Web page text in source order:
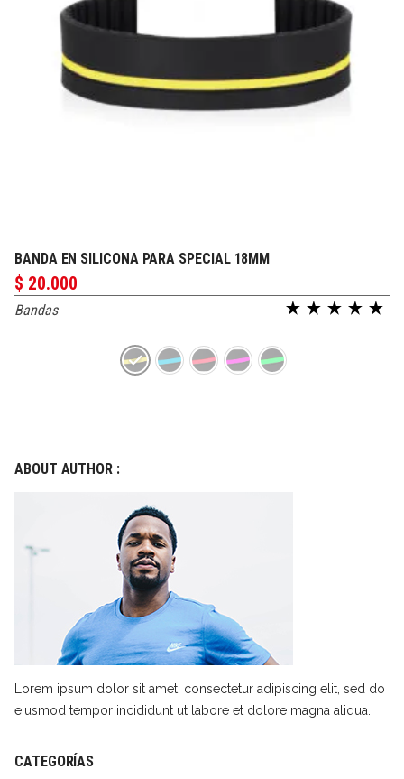
PERSONALIZAR
BANDA EN SILICONA PARA SPECIAL 18MM
$ 20.000
Bandas
ABOUT AUTHOR :
Lorem ipsum dolor sit amet, consectetur adipiscing elit, sed do
eiusmod tempor incididunt ut labore et dolore magna aliqua.
CATEGORÍAS